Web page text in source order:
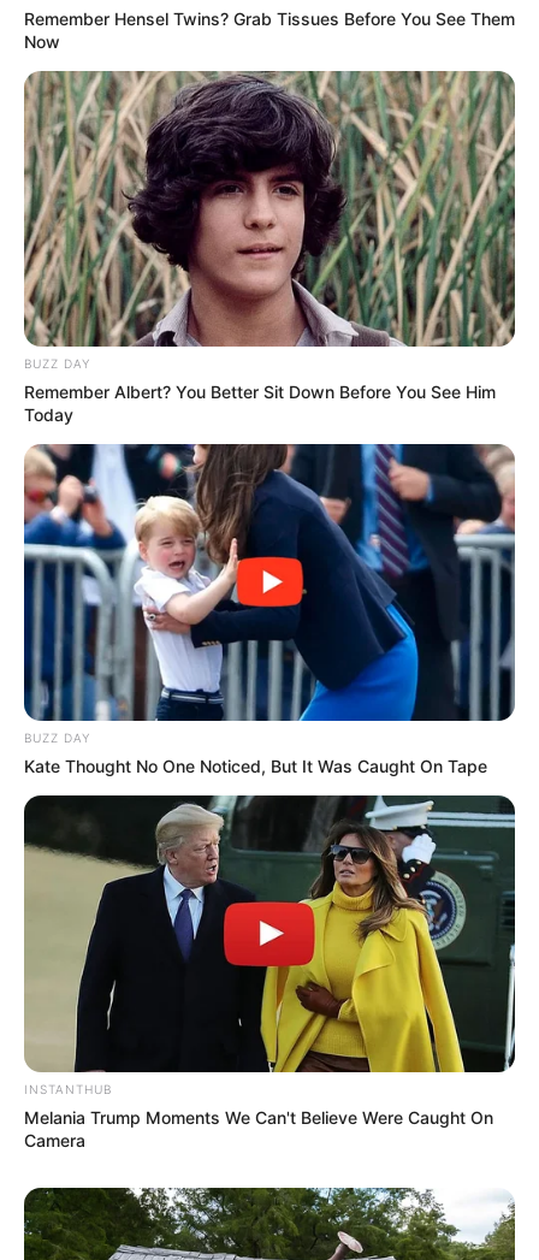
sinetron.
TAGS AKTOR ALIF JOERG MODEL SELEBRITI INDONESIA
Remember Hensel Twins? Grab Tissues Before You See Them
Now
BUZZ DAY
Remember Albert? You Better Sit Down Before You See Him
Today
BUZZ DAY
Kate Thought No One Noticed, But It Was Caught On Tape
INSTANTHUB
Melania Trump Moments We Can't Believe Were Caught On
Camera